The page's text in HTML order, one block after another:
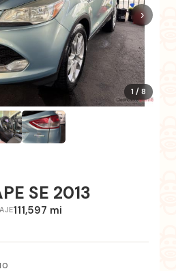
1 / 8
›
SE 2013
111,597 mi